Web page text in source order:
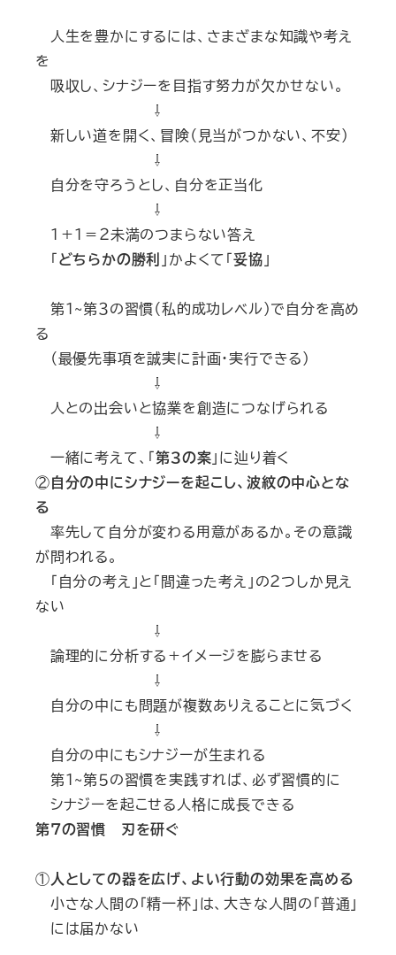
人生を豊かにするには、さまざまな知識や考え
を
吸収し、シナジーを目指す努力が欠かせない。
⇩
新しい道を開く、冒険（見当がつかない、不安）
⇩
自分を守ろうとし、自分を正当化
⇩
１＋１＝２未満のつまらない答え
「どちらかの勝利 」かよくて「妥協 」
第１~第３の習慣（私的成功レベル）で自分を高め
る
（最優先事項を誠実に計画・実行できる）
⇩
人との出会いと協業を創造につなげられる
⇩
一緒に考えて、「第３の案」に辿り着く
②自分の中にシナジーを起こし、波紋の中心とな
る
率先して自分が変わる用意があるか。その意識
が問われる。
「自分の考え」と「間違った考え」の２つしか見え
ない
⇩
論理的に分析する＋イメージを膨らませる
⇩
自分の中にも問題が複数ありえることに気づく
⇩
自分の中にもシナジーが生まれる
第１~第５の習慣を実践すれば、必ず習慣的に
シナジーを起こせる人格に成長できる
第７の習慣 刃を研ぐ
①人としての器を広げ、よい行動の効果を高める
小さな人間の「精一杯」は、大きな人間の「普通」
には届かない